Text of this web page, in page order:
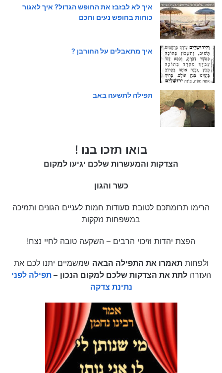
איך לא לבזבז את החופש הגדול? איך לאגור
כוחות בחופש נעים וחכם
איך מתאבלים על החורבן ?
תפילה לתשעה באב
בואו תזכו בנו !
הצדקות והמעשרות שלכם יגיעו למקום
כשר והגון
הרימו תרומתכם לטובת סעודות חמות לעניים הגונים ותמיכה
במשפחות נזקקות
הפצת יהדות וזיכוי הרבים – השקעה טובה לחיי נצח!
ולפחותתאמרו את התפילה הבאה שמשמיים יתנו לכם את
העזרהלתת את הצדקות שלכם למקום הנכון –תפילה לפני
נתינת צדקה